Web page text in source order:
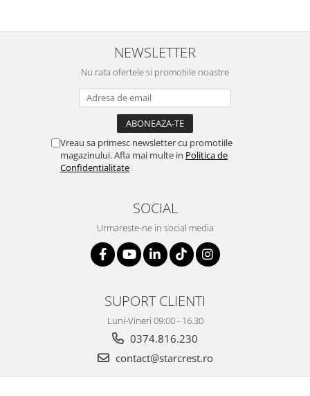
NEWSLETTER
Nu rata ofertele si promotiile noastre
Vreau sa primesc newsletter cu promotiile
magazinului. Afla mai multe in Politica de
Confidentialitate
SOCIAL
Urmareste-ne in social media
SUPORT CLIENTI
Luni-Vineri 09:00 - 16.30
0374.816.230
contact@starcrest.ro